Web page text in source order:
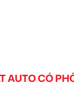
AUTO CÓ